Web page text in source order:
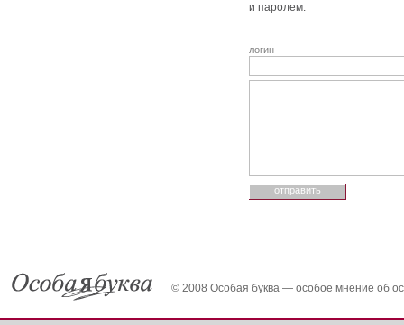
и паролем.
логин
© 2008 Особая буква — особое мнение об